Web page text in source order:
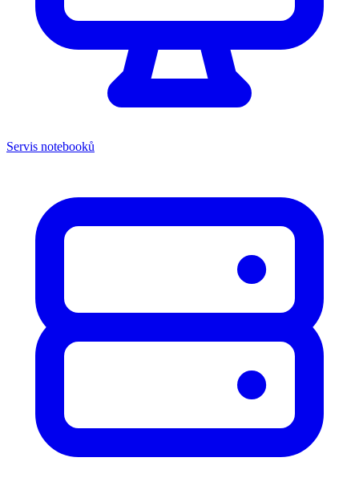
Servis notebooků